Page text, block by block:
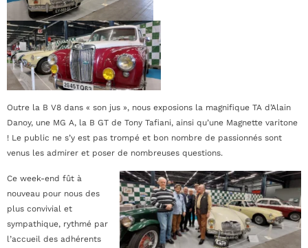
Outre la B V8 dans « son jus », nous exposions la magnifique TA d’Alain
Danoy, une MG A, la B GT de Tony Tafiani, ainsi qu’une Magnette varitone
! Le public ne s’y est pas trompé et bon nombre de passionnés sont
venus les admirer et poser de nombreuses questions.
Ce week-end fût à
nouveau pour nous des
plus convivial et
sympathique, rythmé par
l’accueil des adhérents